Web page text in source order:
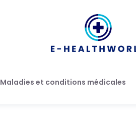
Maladies et conditions médicales